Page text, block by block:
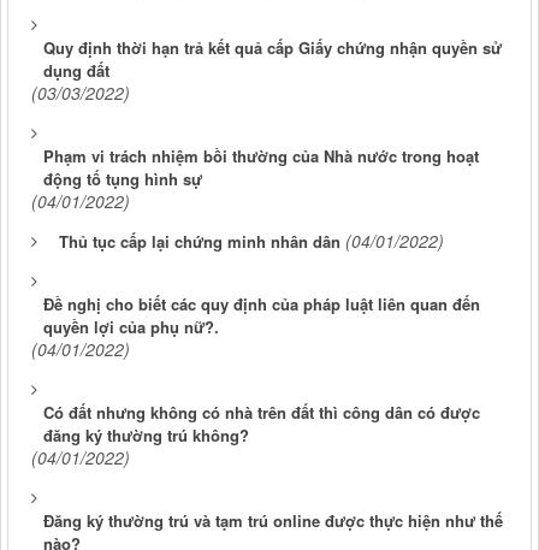
Quy định thời hạn trả kết quả cấp Giấy chứng nhận quyền sử
dụng đất
(03/03/2022)
Phạm vi trách nhiệm bồi thường của Nhà nước trong hoạt
động tố tụng hình sự
(04/01/2022)
Thủ tục cấp lại chứng minh nhân dân (04/01/2022)
Đề nghị cho biết các quy định của pháp luật liên quan đến
quyền lợi của phụ nữ?.
(04/01/2022)
Có đất nhưng không có nhà trên đất thì công dân có được
đăng ký thường trú không?
(04/01/2022)
Đăng ký thường trú và tạm trú online được thực hiện như thế
nào?